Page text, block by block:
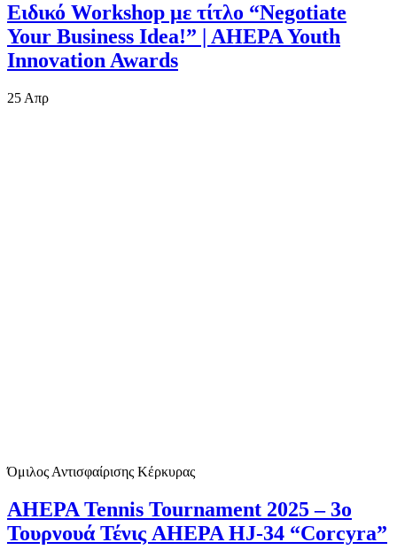
Ειδικό Workshop με τίτλο “Negotiate
Your Business Idea!” | AHEPA Youth
Innovation Awards
25 Απρ
Όμιλος Αντισφαίρισης Κέρκυρας
AHEPA Tennis Tournament 2025 – 3ο
Τουρνουά Τένις AHEPA HJ-34 “Corcyra”